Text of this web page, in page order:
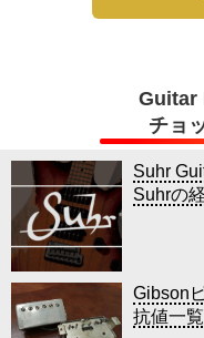
Guitar
チョ
Suhr
Suhrの
Gibson
抗値一